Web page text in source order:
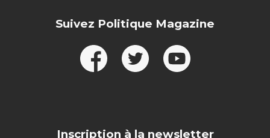
Suivez Politique Magazine
Inscription à la newsletter